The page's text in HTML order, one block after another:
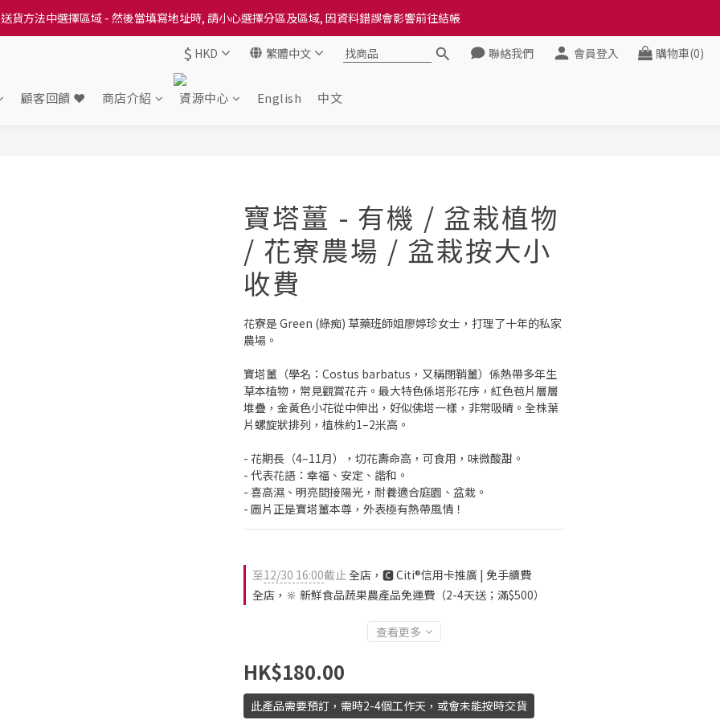
貨方法中選擇區域 - 然後當填寫地址時, 請小心選擇分區及區域, 因資料錯誤會影響前往結帳
貨方法中選擇區域 - 然後當填寫地址時, 請小心選擇分區及區域, 因資料錯誤會影響前往結帳
本地培育田香雞、金棠雞、粵皇鷄及平原雞等，想食靚雞就要嚟《餸您健康》
貨方法中選擇區域 - 然後當填寫地址時, 請小心選擇分區及區域, 因資料錯誤會影響前往結帳
$ HKD 繁體中文 聯絡我們 會員登入 購物車(0)
顧客回饋 ❤️ 商店介紹 資源中心 English 中文
寶塔薑 - 有機 / 盆栽植物
/ 花寮農場 / 盆栽按大小
收費
花寮是 Green (綠痴) 草藥班師姐廖婷珍女士，打理了十年的私家
農場。
寶塔薑（學名：Costus barbatus，又稱閉鞘薑）係熱帶多年生
草本植物，常見觀賞花卉。最大特色係塔形花序，紅色苞片層層
堆疊，金黃色小花從中伸出，好似佛塔一樣，非常吸晴。全株葉
片螺旋狀排列，植株約1–2米高。
- 花期長（4–11月），切花壽命高，可食用，味微酸甜。
- 代表花語：幸福、安定、諧和。
- 喜高濕、明亮間接陽光，耐養適合庭園、盆栽。
- 圖片正是寶塔薑本尊，外表極有熱帶風情！
至12/30 16:00截止全店，🅲 Citi®信用卡推廣 | 免手續費
全店，🔆 新鮮食品蔬果農產品免運費（2-4天送；滿$500）
查看更多
HK$180.00
此產品需要預訂，需時2-4個工作天，或會未能按時交貨